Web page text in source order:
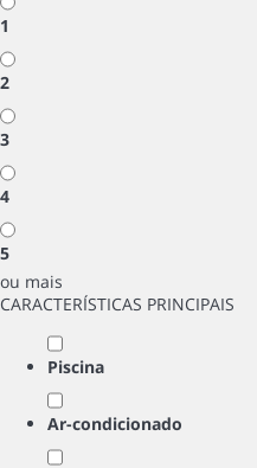
1
2
3
4
5
ou mais
CARACTERÍSTICAS PRINCIPAIS
Piscina
Ar-condicionado